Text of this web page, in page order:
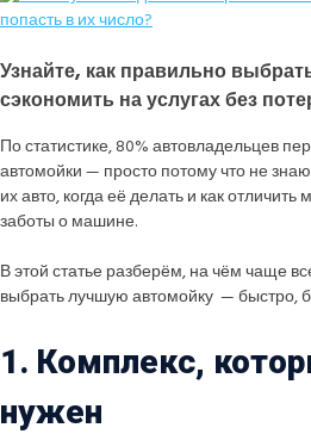
Узнайте, как правильно
сэкономить на услугах без
По статистике, 80% автовладельцев
автомойки — просто потому что не
их авто, когда её делать и как
заботы о машине.
В этой статье разберём, на чём чаще
выбрать лучшую автомойку — быстро,
1. Комплекс,
нужен